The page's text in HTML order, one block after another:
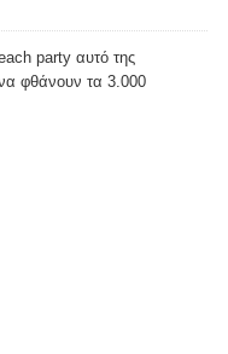
party αυτό της
φθάνουν τα 3.000